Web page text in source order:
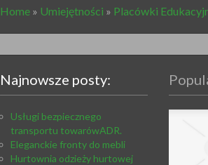
Home » Umiejętności » Placówki
Najnowsze posty:
Usługi bezpiecznego
transportu towarówADR.
Eleganckie fronty do mebli
Hurtownia odzieży hurtowej